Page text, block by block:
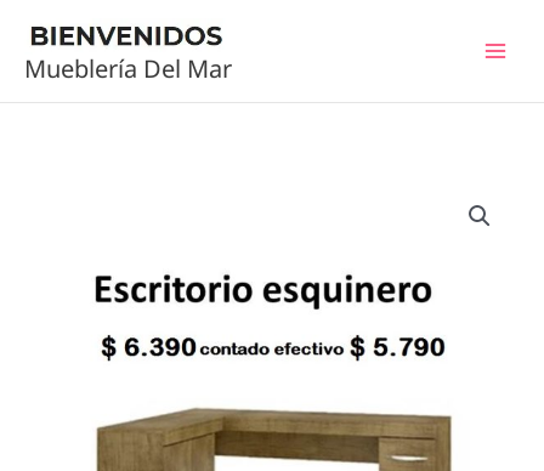
contenido
Mueblería Del Mar